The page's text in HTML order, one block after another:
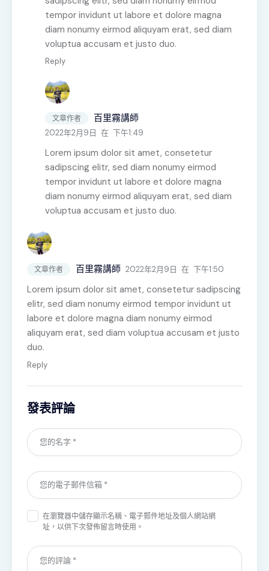
tempor invidunt ut labore et dolore magna
diam nonumy eirmod aliquyam erat, sed diam
voluptua accusam et justo duo.
Reply
文章作者 百里霧講師
2022年2月9日 在 下午1:49
Lorem ipsum dolor sit amet, consetetur
sadipscing elitr, sed diam nonumy eirmod
tempor invidunt ut labore et dolore magna
diam nonumy eirmod aliquyam erat, sed diam
voluptua accusam et justo duo.
文章作者 百里霧講師 2022年2月9日 在 下午1:50
Lorem ipsum dolor sit amet, consetetur sadipscing
elitr, sed diam nonumy eirmod tempor invidunt ut
labore et dolore magna diam nonumy eirmod
aliquyam erat, sed diam voluptua accusam et justo
duo.
Reply
發表評論
在瀏覽器中儲存顯示名稱、電子郵件地址及個人網站網
址，以供下次發佈留言時使用。